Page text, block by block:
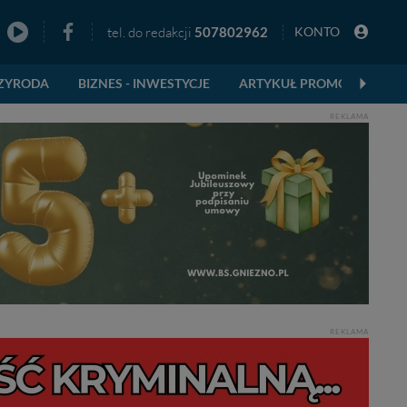
tel. do redakcji 507802962 KONTO
BIZNES - INWESTYCJE ARTYKUŁ PROMOCYJNY
REKLAMA
REKLAMA